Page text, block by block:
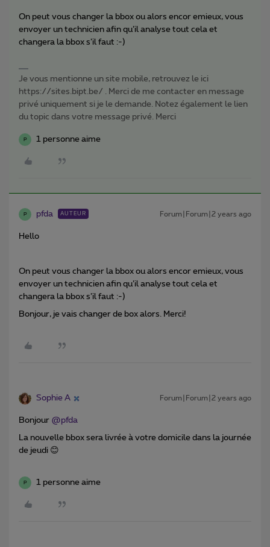
On peut vous changer la bbox ou alors encor emieux, vous
envoyer un technicien afin qu’il analyse tout cela et
changera la bbox s’il faut :-)
Je vous mentionne un site mobile, retrouvez le ici
https://sites.bipt.be/ . Merci de me contacter en message
privé uniquement si je le demande. Notez également le lien
du topic dans votre message privé. Merci
P 1 personne aime
P pfda AUTEUR Forum|Forum|2 years ago
Hello
On peut vous changer la bbox ou alors encor emieux, vous
envoyer un technicien afin qu’il analyse tout cela et
changera la bbox s’il faut :-)
Bonjour, je vais changer de box alors. Merci!
Sophie A Forum|Forum|2 years ago
Bonjour @pfda
La nouvelle bbox sera livrée à votre domicile dans la journée
de jeudi 😊
P 1 personne aime